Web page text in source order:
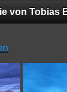
von Tobias